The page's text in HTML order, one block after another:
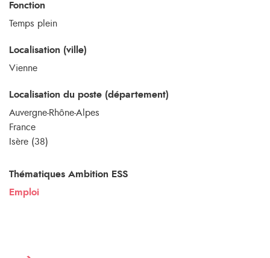
Fonction
Temps plein
Localisation (ville)
Vienne
Localisation du poste (département)
Auvergne-Rhône-Alpes
France
Isère (38)
Thématiques Ambition ESS
Emploi